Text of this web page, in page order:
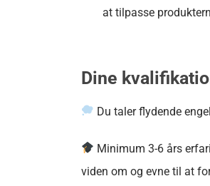
at tilpasse
Dine
Du taler flydende
Minimum 3-6 års
viden om og evne til at